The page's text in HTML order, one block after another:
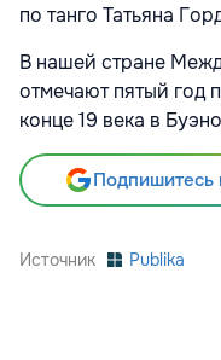
по танго Татьяна
В нашей стране
отмечают пятый год
конце 19 века в
Подпишитесь
Источник Publika